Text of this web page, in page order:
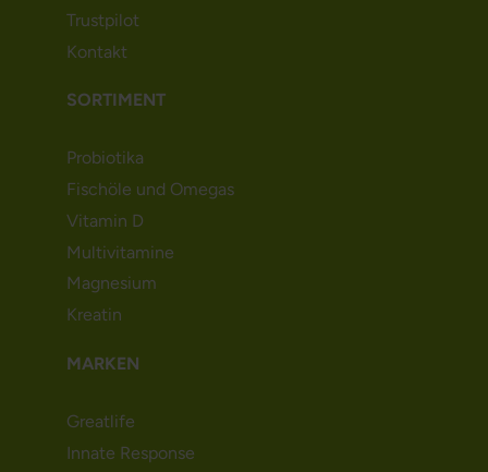
Trustpilot
Kontakt
SORTIMENT
Probiotika
Fischöle und Omegas
Vitamin D
Multivitamine
Magnesium
Kreatin
MARKEN
Greatlife
Innate Response